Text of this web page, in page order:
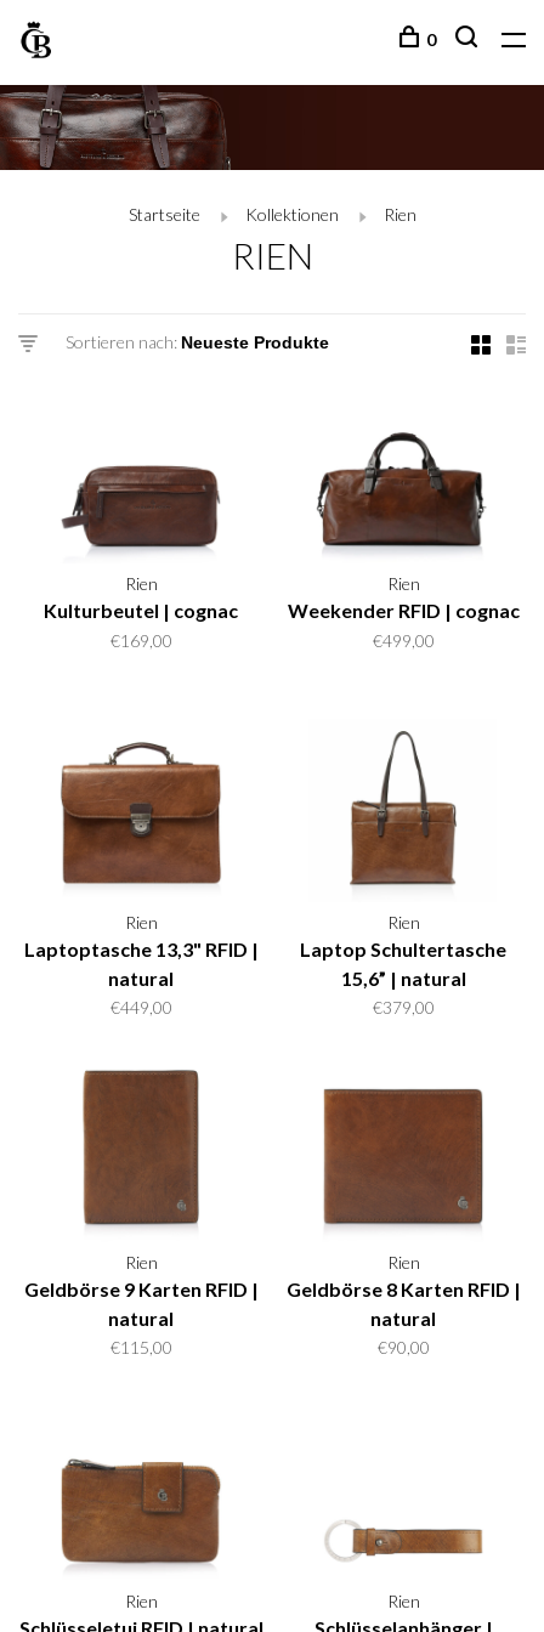
0
Startseite Kollektionen Rien
RIEN
Sortieren nach:
Rien
Kulturbeutel | cognac
€169,00
Rien
Weekender RFID | cognac
€499,00
Rien
Laptoptasche 13,3" RFID |
natural
€449,00
Rien
Laptop Schultertasche
15,6” | natural
€379,00
Rien
Geldbörse 9 Karten RFID |
natural
€115,00
Rien
Geldbörse 8 Karten RFID |
natural
€90,00
Rien Rien